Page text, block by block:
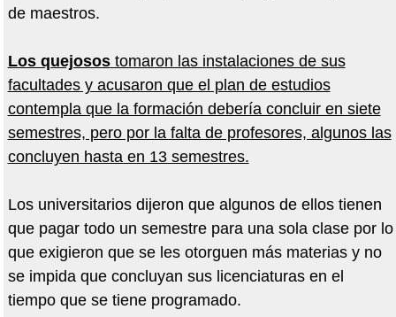
de maestros.
Los quejosostomaron las instalaciones de sus
facultades y acusaron que el plan de estudios
contempla que la formación debería concluir en siete
semestres, pero por la falta de profesores, algunos las
concluyen hasta en 13 semestres.
Los universitarios dijeron que algunos de ellos tienen
que pagar todo un semestre para una sola clase por lo
que exigieron que se les otorguen más materias y no
se impida que concluyan sus licenciaturas en el
tiempo que se tiene programado.